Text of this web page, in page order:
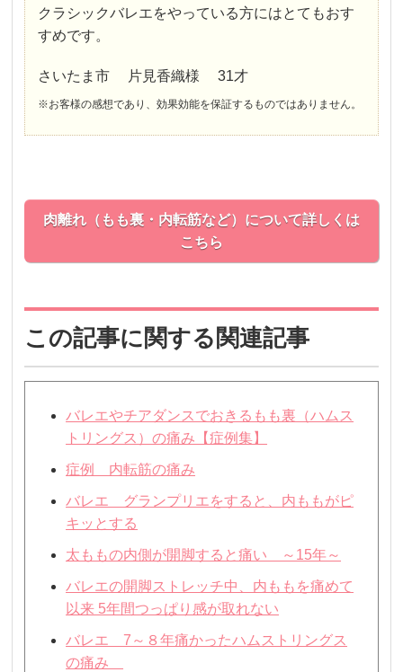
クラシックバレエをやっている方にはとてもおす
すめです。
さいたま市 片見香織様 31才
※お客様の感想であり、効果効能を保証するものではありません。
肉離れ（もも裏・内転筋など）について詳しくは
こちら
この記事に関する関連記事
バレエやチアダンスでおきるもも裏（ハムス
トリングス）の痛み【症例集】
症例 内転筋の痛み
バレエ グランプリエをすると、内ももがピ
キッとする
太ももの内側が開脚すると痛い ～15年～
バレエの開脚ストレッチ中、内ももを痛めて
以来 5年間つっぱり感が取れない
バレエ 7～８年痛かったハムストリングス
の痛み